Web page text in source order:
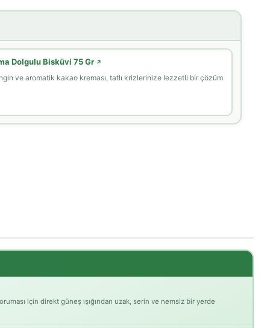
Dolgulu Bisküvi 75 Gr ↗
ve aromatik kakao kreması, tatlı krizlerinize lezzetli bir çözüm
için direkt güneş ışığından uzak, serin ve nemsiz bir yerde